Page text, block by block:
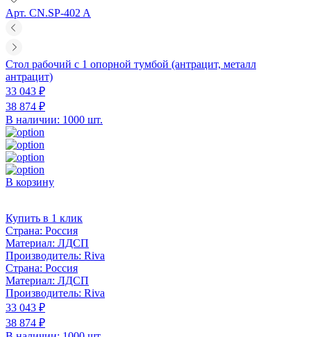
Арт. CN.SP-402 A
Стол рабочий с 1 опорной тумбой (антрацит, металл
антрацит)
33 043 ₽
38 874 ₽
В наличии: 1000 шт.
В корзину
Купить в 1 клик
Страна: Россия
Материал: ЛДСП
Производитель: Riva
Страна: Россия
Материал: ЛДСП
Производитель: Riva
33 043 ₽
38 874 ₽